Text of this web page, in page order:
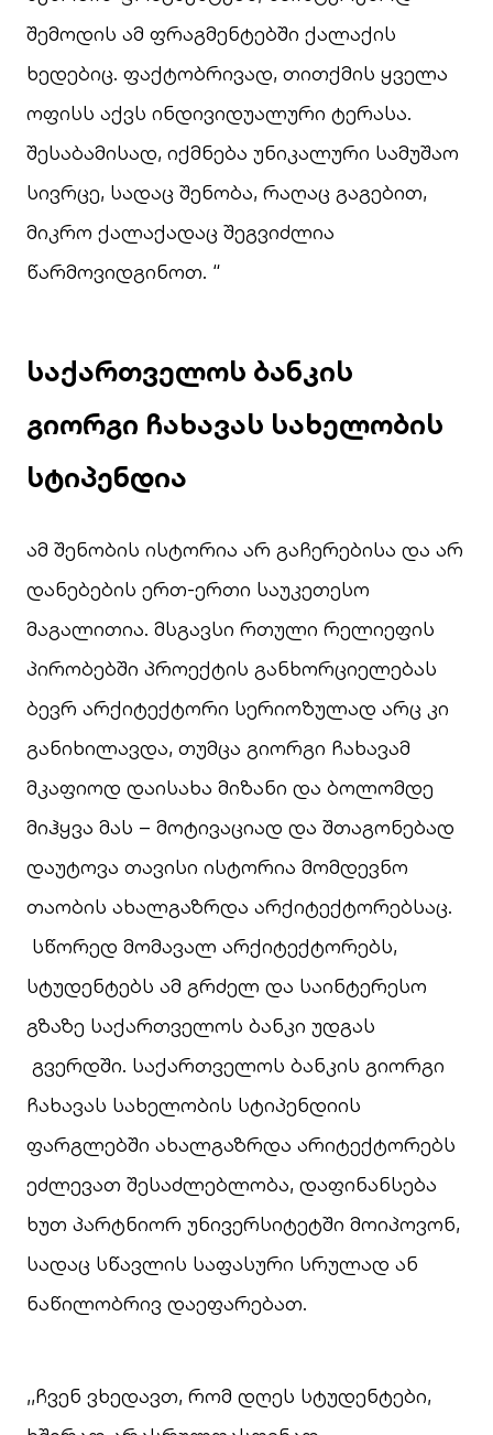
შემოდის ამ ფრაგმენტებში ქალაქის
ხედებიც. ფაქტობრივად, თითქმის ყველა
ოფისს აქვს ინდივიდუალური ტერასა.
შესაბამისად, იქმნება უნიკალური სამუშაო
სივრცე, სადაც შენობა, რაღაც გაგებით,
მიკრო ქალაქადაც შეგვიძლია
წარმოვიდგინოთ. “
საქართველოს ბანკის
გიორგი ჩახავას სახელობის
სტიპენდია
ამ შენობის ისტორია არ გაჩერებისა და არ
დანებების ერთ-ერთი საუკეთესო
მაგალითია. მსგავსი რთული რელიეფის
პირობებში პროექტის განხორციელებას
ბევრ არქიტექტორი სერიოზულად არც კი
განიხილავდა, თუმცა გიორგი ჩახავამ
მკაფიოდ დაისახა მიზანი და ბოლომდე
მიჰყვა მას – მოტივაციად და შთაგონებად
დაუტოვა თავისი ისტორია მომდევნო
თაობის ახალგაზრდა არქიტექტორებსაც.
სწორედ მომავალ არქიტექტორებს,
სტუდენტებს ამ გრძელ და საინტერესო
გზაზე საქართველოს ბანკი უდგას
გვერდში. საქართველოს ბანკის გიორგი
ჩახავას სახელობის სტიპენდიის
ფარგლებში ახალგაზრდა არიტექტორებს
ეძლევათ შესაძლებლობა, დაფინანსება
ხუთ პარტნიორ უნივერსიტეტში მოიპოვონ,
სადაც სწავლის საფასური სრულად ან
ნაწილობრივ დაეფარებათ.
,,ჩვენ ვხედავთ, რომ დღეს სტუდენტები,